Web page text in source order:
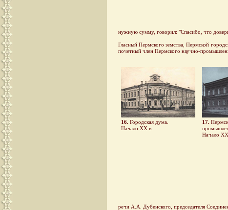
нужную сумму, говорил: "Спасибо, что
Гласный Пермского земства, Пермской
почетный член Пермского научно-
16. Городская дума.
Начало ХХ в.
17.
Начало ХХ
речи А.А. Дубенского, председателя